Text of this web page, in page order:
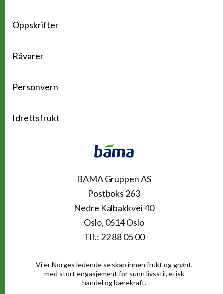
BAMA Gruppen AS
Postboks 263
Nedre Kalbakkvei 40
Oslo, 0614 Oslo
Tlf.: 22 88 05 00
Oppskrifter
Råvarer
Personvern
Idrettsfrukt
Vi er Norges ledende selskap innen frukt og grønt,
med stort engasjement for sunn livsstil, etisk
handel og bærekraft.